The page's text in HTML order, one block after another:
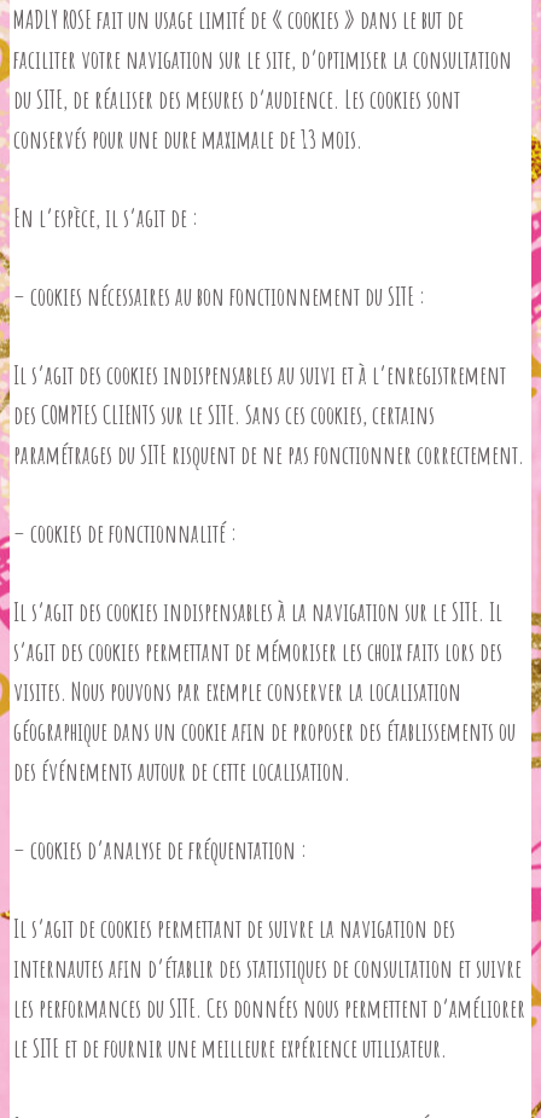
MADLY ROSE fait un usage limité de « cookies » dans le but de
faciliter votre navigation sur le site, d’optimiser la consultation
du SITE, de réaliser des mesures d’audience. Les cookies sont
conservés pour une dure maximale de 13 mois.
En l’espèce, il s’agit de :
– cookies nécessaires au bon fonctionnement du SITE :
Il s’agit des cookies indispensables au suivi et à l’enregistrement
des COMPTES CLIENTS sur le SITE. Sans ces cookies, certains
paramétrages du SITE risquent de ne pas fonctionner correctement.
– cookies de fonctionnalité :
Il s’agit des cookies indispensables à la navigation sur le SITE. Il
s’agit des cookies permettant de mémoriser les choix faits lors des
visites. Nous pouvons par exemple conserver la localisation
géographique dans un cookie afin de proposer des établissements ou
des événements autour de cette localisation.
– cookies d’analyse de fréquentation :
Il s’agit de cookies permettant de suivre la navigation des
internautes afin d’établir des statistiques de consultation et suivre
les performances du SITE. Ces données nous permettent d’améliorer
le SITE et de fournir une meilleure expérience utilisateur.